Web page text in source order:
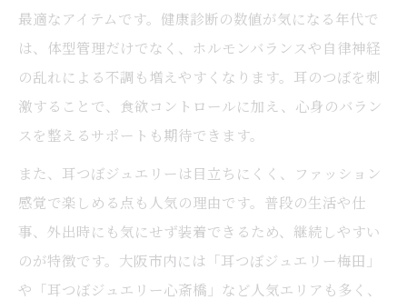
最適なアイテムです。健康診断の数値が気になる年代で
は、体型管理だけでなく、ホルモンバランスや自律神経
の乱れによる不調も増えやすくなります。耳のつぼを刺
激することで、食欲コントロールに加え、心身のバラン
スを整えるサポートも期待できます。
また、耳つぼジュエリーは目立ちにくく、ファッション
感覚で楽しめる点も人気の理由です。普段の生活や仕
事、外出時にも気にせず装着できるため、継続しやすい
のが特徴です。大阪市内には「耳つぼジュエリー梅田」
や「耳つぼジュエリー心斎橋」など人気エリアも多く、